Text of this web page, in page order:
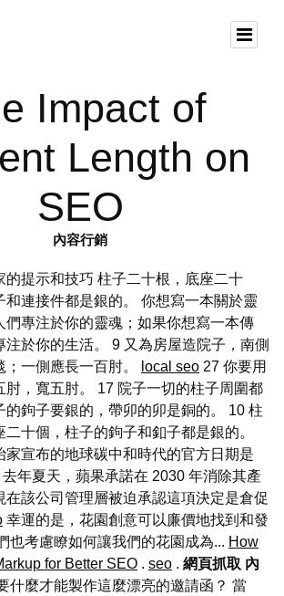
Impact of
Length on
SEO
內容行銷
的提示和技巧 柱子二十根，底座二十
和連接件都是銀的。 你想寫一本關於靈
們專注於你的靈魂；如果你想寫一本傳
注於你的生活。 9 又為房屋造院子，南側
一側應長一百肘。
local seo 27 你要用
肘，寬五肘。 17 院子一切的柱子周圍都
的鉤子要銀的，帶卯的卯是銅的。 10 柱
十個，柱子的鉤子和釦子都是銀的。
家宣布的地球碳中和時代的官方日期是
年夏天，蘋果承諾在 2030 年消除其產
在該公司管理層被迫承認這項決定是倉促
幸運的是，花園創意可以廉價地找到和發
也考慮瞭如何讓我們的花園成為... How
for Better SEO . seo . 網頁抓取 內
什麼才能製作這麼漂亮的邀請函？ 當